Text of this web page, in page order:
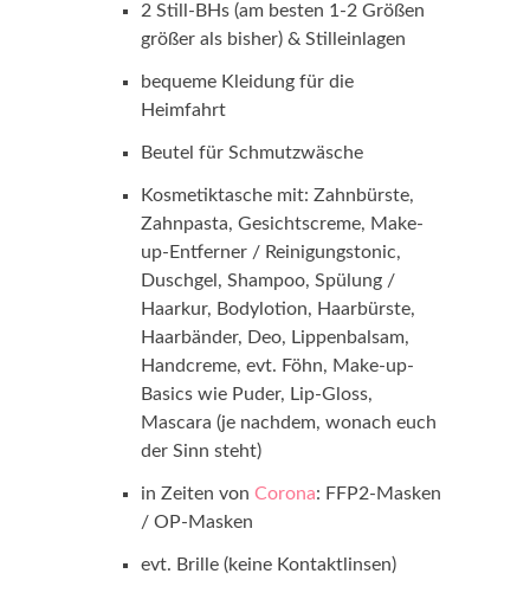
2 Still-BHs (am besten 1-2 Größen
größer als bisher) & Stilleinlagen
bequeme Kleidung für die
Heimfahrt
Beutel für Schmutzwäsche
Kosmetiktasche mit: Zahnbürste,
Zahnpasta, Gesichtscreme, Make-
up-Entferner / Reinigungstonic,
Duschgel, Shampoo, Spülung /
Haarkur, Bodylotion, Haarbürste,
Haarbänder, Deo, Lippenbalsam,
Handcreme, evt. Föhn, Make-up-
Basics wie Puder, Lip-Gloss,
Mascara (je nachdem, wonach euch
der Sinn steht)
in Zeiten von Corona: FFP2-Masken
/ OP-Masken
evt. Brille (keine Kontaktlinsen)